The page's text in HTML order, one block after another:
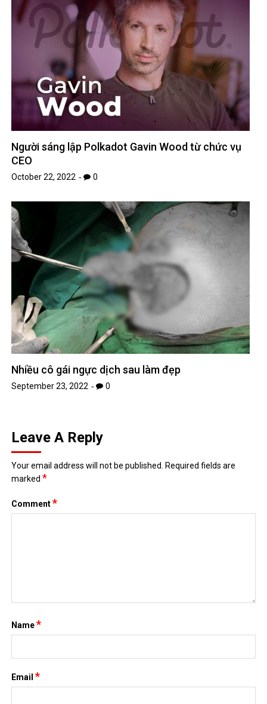
Người sáng lập Polkadot Gavin Wood từ chức vụ
CEO
October 22, 2022 0
Nhiều cô gái ngực dịch sau làm đẹp
September 23, 2022 0
Leave A Reply
Your email address will not be published. Required fields are
marked*
Comment*
Name*
Email*